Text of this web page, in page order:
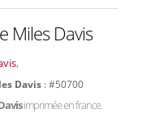
Miles Davis
,
Davis : #50700
imprimée en france.